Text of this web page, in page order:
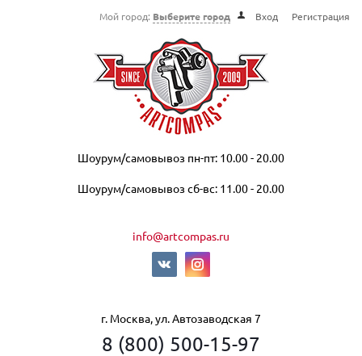
Мой город: Выберите город Вход Регистрация
Шоурум/самовывоз пн-пт: 10.00 - 20.00
Шоурум/самовывоз сб-вс: 11.00 - 20.00
info@artcompas.ru
г. Москва, ул. Автозаводская 7
8 (800) 500-15-97